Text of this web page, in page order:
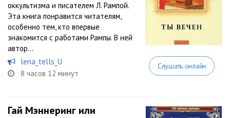
оккультизма и писателем Л. Рампой.
Эта книга понравится читателям,
особенно тем, кто впервые
знакомится с работами Рампы. В ней
автор...
lena_tells_U
8 часов 12 минут
Слушать онлайн
Гай Мэннеринг или